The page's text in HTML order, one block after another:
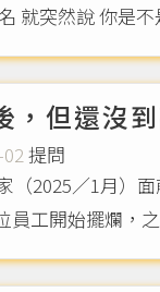
就突然說 你是
，但還沒
提問
（2025／1月）
員工開始擺爛，